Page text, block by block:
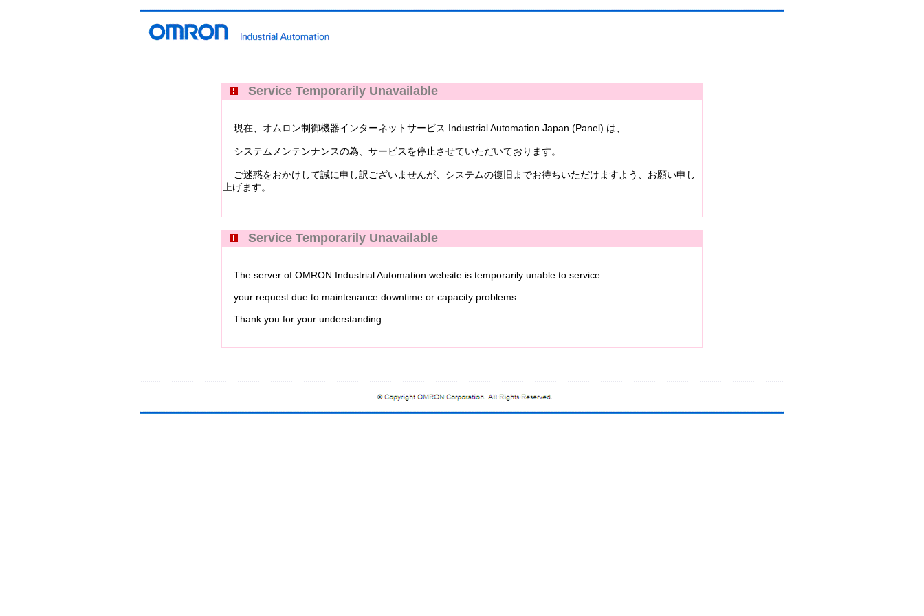
Service Temporarily Unavailable
現在、オムロン制御機器インターネットサービス Industrial Automation Japan (Panel) は、
システムメンテンナンスの為、サービスを停止させていただいております。
ご迷惑をおかけして誠に申し訳ございませんが、システムの復旧までお待ちいただけますよう、お願い申し
上げます。
Service Temporarily Unavailable
The server of OMRON Industrial Automation website is temporarily unable to service
your request due to maintenance downtime or capacity problems.
Thank you for your understanding.